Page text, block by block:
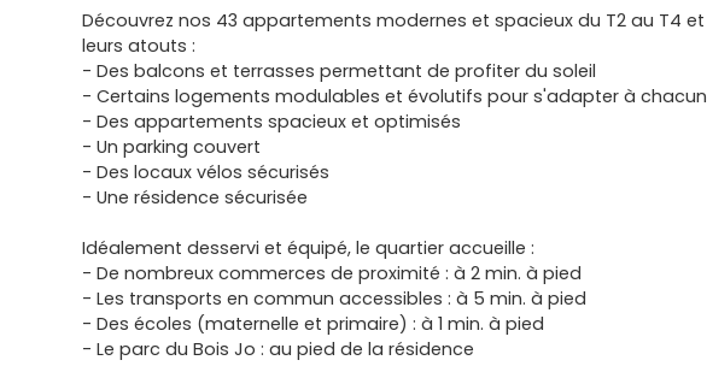
Découvrez nos 43 appartements modernes et spacieux du T2 au T4 et
leurs atouts :
- Des balcons et terrasses permettant de profiter du soleil
- Certains logements modulables et évolutifs pour s'adapter à chacun
- Des appartements spacieux et optimisés
- Un parking couvert
- Des locaux vélos sécurisés
- Une résidence sécurisée
Idéalement desservi et équipé, le quartier accueille :
- De nombreux commerces de proximité : à 2 min. à pied
- Les transports en commun accessibles : à 5 min. à pied
- Des écoles (maternelle et primaire) : à 1 min. à pied
- Le parc du Bois Jo : au pied de la résidence